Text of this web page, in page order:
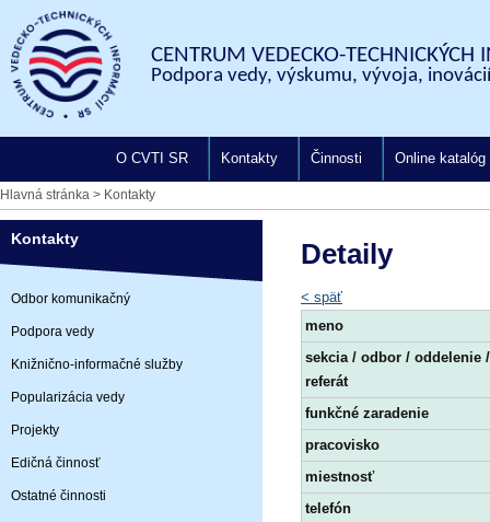
CENTRUM VEDECKO-TECHNICKÝCH
Podpora vedy, výskumu, vývoja,
O CVTI SR Kontakty Činnosti Online katalóg
Hlavná stránka > Kontakty
Kontakty
Odbor komunikačný
Podpora vedy
Knižnično-informačné služby
Popularizácia vedy
Projekty
Edičná činnosť
Ostatné činnosti
Detaily
< späť
meno
sekcia / odbor / oddelenie /
referát
funkčné zaradenie
pracovisko
miestnosť
telefón